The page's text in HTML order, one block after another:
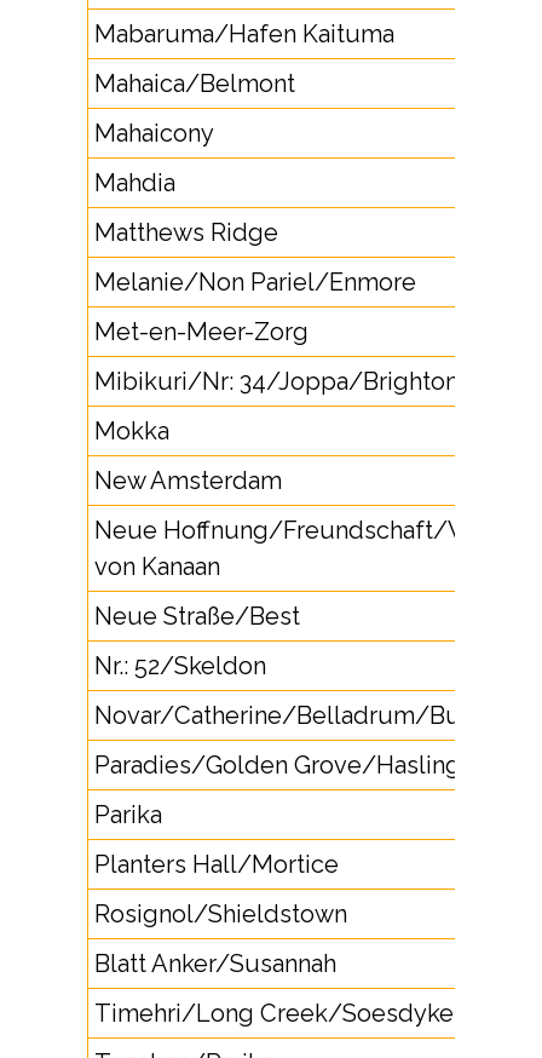
Mabaruma/Hafen Kaituma
Mahaica/Belmont
Mahaicony
Mahdia
Matthews Ridge
Melanie/Non Pariel/Enmore
Met-en-Meer-Zorg
Mibikuri/Nr: 34/Joppa/Brighton
Mokka
New Amsterdam
Neue Hoffnung/Freundschaft/Wald/
von Kanaan
Neue Straße/Best
Nr.: 52/Skeldon
Novar/Catherine/Belladrum/Bush Lot
Paradies/Golden Grove/Haslington
Parika
Planters Hall/Mortice
Rosignol/Shieldstown
Blatt Anker/Susannah
Timehri/Long Creek/Soesdyke